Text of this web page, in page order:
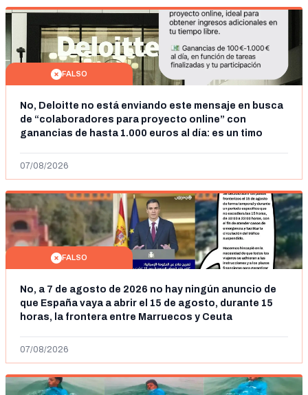
FALSO
No, Deloitte no está enviando este mensaje en busca
de “colaboradores para proyecto online” con
ganancias de hasta 1.000 euros al día: es un timo
07/08/2026
FALSO
No, a 7 de agosto de 2026 no hay ningún anuncio de
que España vaya a abrir el 15 de agosto, durante 15
horas, la frontera entre Marruecos y Ceuta
07/08/2026